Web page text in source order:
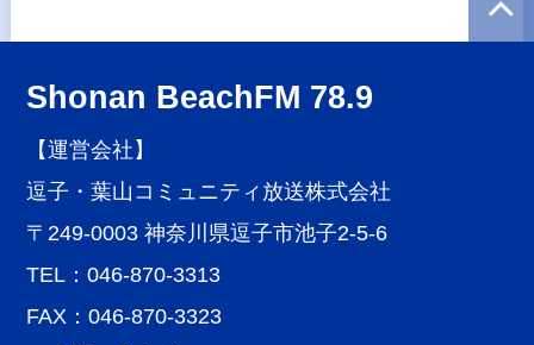
Shonan BeachFM 78.9
【運営会社】
逗子・葉山コミュニティ放送株式会社
〒249-0003 神奈川県逗子市池子2-5-6
TEL：046-870-3313
FAX：046-870-3323